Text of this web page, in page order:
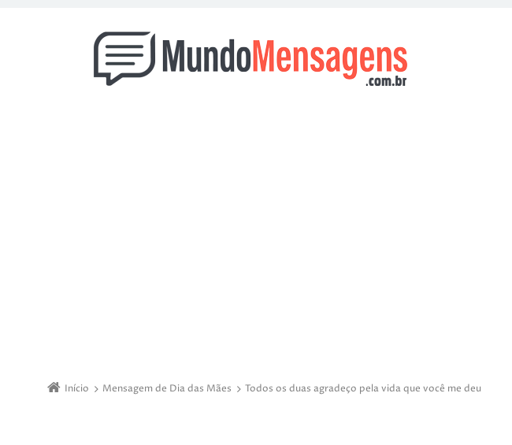
Início Mensagem de Dia das Mães Todos os duas agradeço pela vida que você me deu